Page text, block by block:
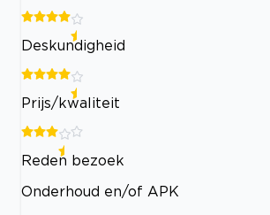
Deskundigheid
Prijs/kwaliteit
Reden bezoek
Onderhoud en/of APK